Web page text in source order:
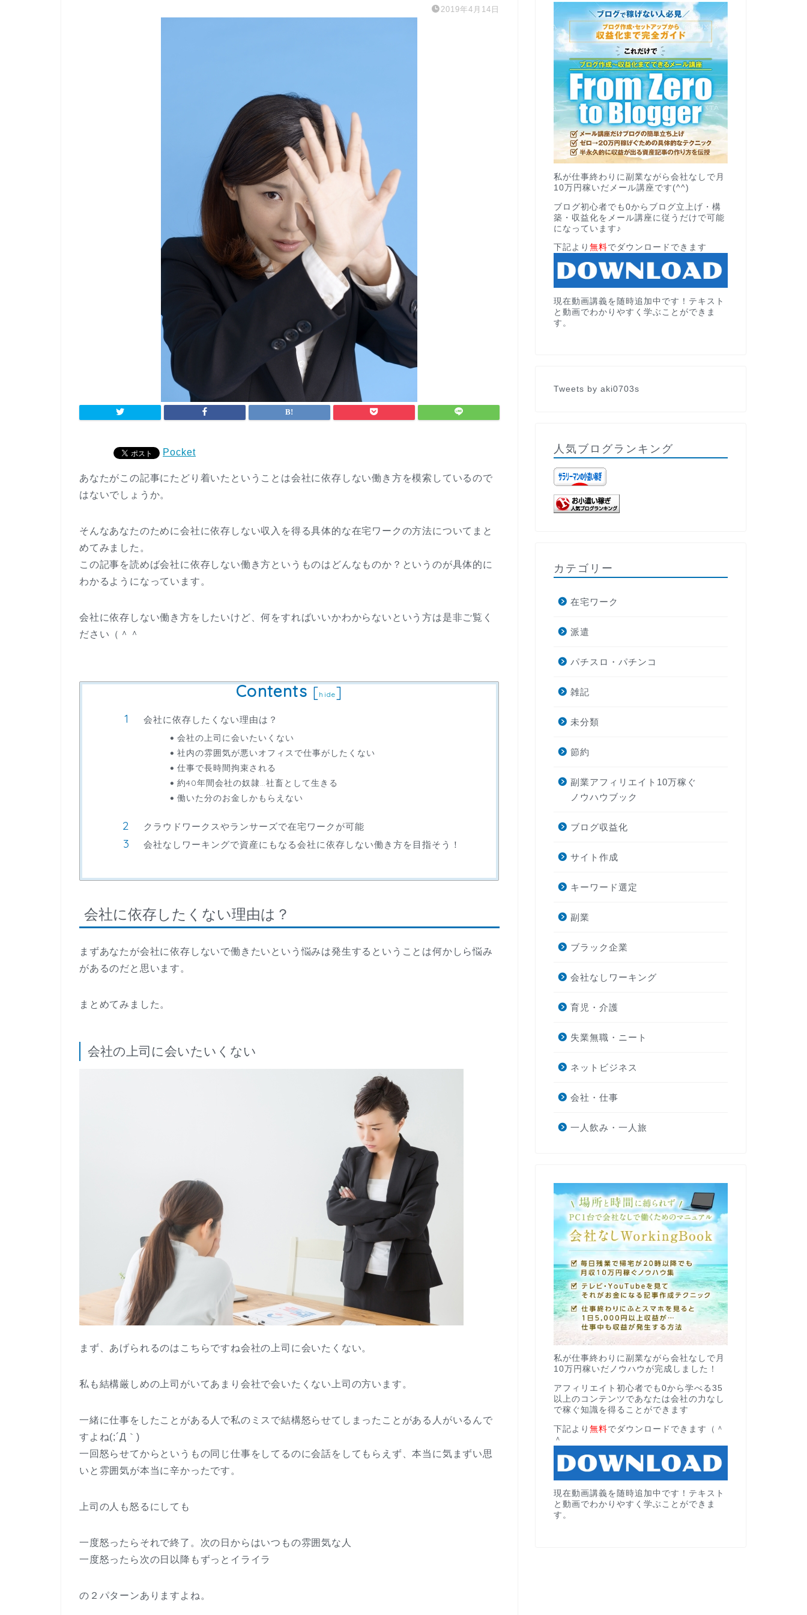
2019年4月14日
Pocket
あなたがこの記事にたどり着いたということは会社に依存しない働き方を模索しているので
はないでしょうか。
そんなあなたのために会社に依存しない収入を得る具体的な在宅ワークの方法についてまと
めてみました。
この記事を読めば会社に依存しない働き方というものはどんなものか？というのが具体的に
わかるようになっています。
会社に依存しない働き方をしたいけど、何をすればいいかわからないという方は是非ご覧く
ださい（＾＾
Contents [hide]
会社に依存したくない理由は？
会社の上司に会いたいくない
社内の雰囲気が悪いオフィスで仕事がしたくない
仕事で長時間拘束される
約40年間会社の奴隷…社畜として生きる
働いた分のお金しかもらえない
クラウドワークスやランサーズで在宅ワークが可能
会社なしワーキングで資産にもなる会社に依存しない働き方を目指そう！
会社に依存したくない理由は？
まずあなたが会社に依存しないで働きたいという悩みは発生するということは何かしら悩み
があるのだと思います。
まとめてみました。
会社の上司に会いたいくない
まず、あげられるのはこちらですね会社の上司に会いたくない。
私も結構厳しめの上司がいてあまり会社で会いたくない上司の方います。
一緒に仕事をしたことがある人で私のミスで結構怒らせてしまったことがある人がいるんで
すよね(;´Д｀)
一回怒らせてからというもの同じ仕事をしてるのに会話をしてもらえず、本当に気まずい思
いと雰囲気が本当に辛かったです。
上司の人も怒るにしても
一度怒ったらそれで終了。次の日からはいつもの雰囲気な人
一度怒ったら次の日以降もずっとイライラ
の２パターンありますよね。
私が仕事終わりに副業ながら会社なしで月
10万円稼いだメール講座です(^^)
ブログ初心者でも0からブログ立上げ・構
築・収益化をメール講座に従うだけで可能
になっています♪
下記より 無料でダウンロードできます
現在動画講義を随時追加中です！テキスト
と動画でわかりやすく学ぶことができま
す。
Tweets by aki0703s
人気ブログランキング
カテゴリー
在宅ワーク
派遣
パチスロ・パチンコ
雑記
未分類
節約
副業アフィリエイト10万稼ぐ
ノウハウブック
ブログ収益化
サイト作成
キーワード選定
副業
ブラック企業
会社なしワーキング
育児・介護
失業無職・ニート
ネットビジネス
会社・仕事
一人飲み・一人旅
私が仕事終わりに副業ながら会社なしで月
10万円稼いだノウハウが完成しました！
アフィリエイト初心者でも0から学べる35
以上のコンテンツであなたは会社の力なし
で稼ぐ知識を得ることができます
下記より 無料でダウンロードできます（＾
＾
現在動画講義を随時追加中です！テキスト
と動画でわかりやすく学ぶことができま
す。